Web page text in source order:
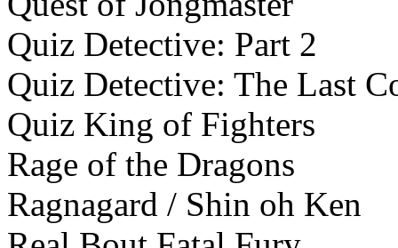
Quiz Detective: Part 2
Quiz Detective: The Last
Quiz King of Fighters
Rage of the Dragons
Ragnagard / Shin oh Ken